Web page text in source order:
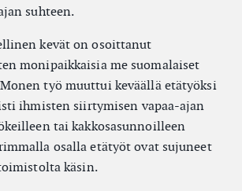
suhteen.
kevät on osoittanut
monipaikkaisia me suomalaiset
työ muuttui keväällä etätyöksi
ihmisten siirtymisen vapaa-ajan
tai kakkosasunnoilleen
osalla etätyöt ovat sujuneet
käsin.